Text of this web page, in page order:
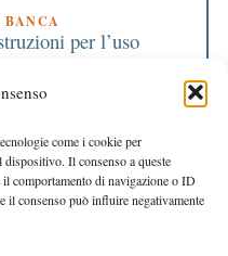
come i cookie per
dispositivo. Il consenso a queste
il comportamento di navigazione o ID
il consenso può influire negativamente
BANCA
per l’uso
per i giovani
risultati
nostre Polis